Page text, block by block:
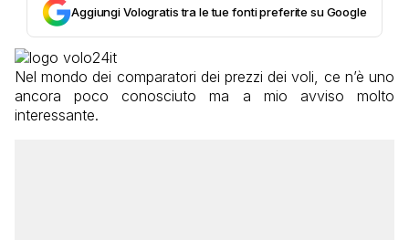
Aggiungi Vologratis tra le tue fonti preferite su Google
Nel mondo dei comparatori dei prezzi dei voli, ce n’è uno
ancora poco conosciuto ma a mio avviso molto
interessante.